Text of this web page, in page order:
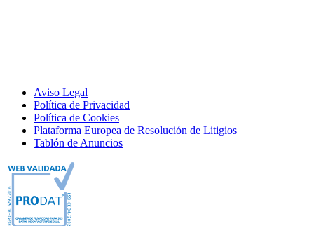
Aviso Legal
Política de Privacidad
Política de Cookies
Plataforma Europea de Resolución de Litigios
Tablón de Anuncios